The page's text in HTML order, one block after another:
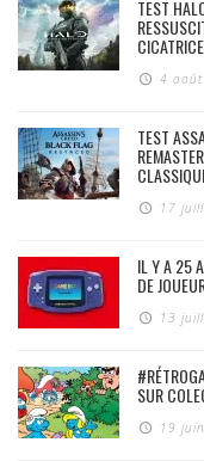
TEST
4
TEST
17
IL Y A 25
DE
13
SUR
19